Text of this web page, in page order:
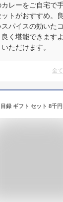
レーをご自宅で
ットがおすすめ。
パイスの効いた
く堪能できます
ただけます。
全